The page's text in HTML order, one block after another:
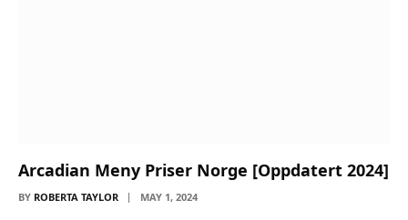
Arcadian Meny Priser Norge [Oppdatert 2024]
BY ROBERTA TAYLOR MAY 1, 2024